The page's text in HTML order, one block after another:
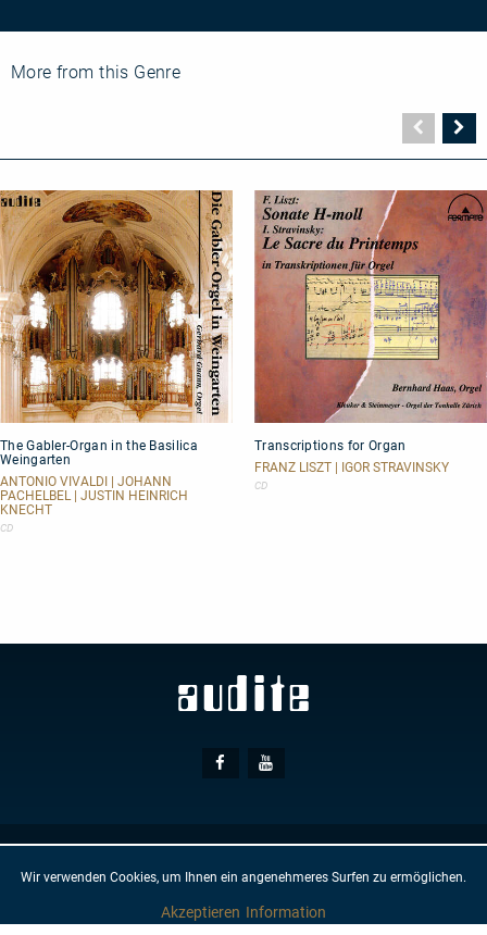
Wir verwenden Cookies, um Ihnen ein angenehmeres Surfen zu ermöglichen.
Akzeptieren Information
More from this Genre
Seite
Gabler-
Organ
in
the
Basilica
Weingarten
The Gabler-Organ in the Basilica
Weingarten
ANTONIO VIVALDI | JOHANN
PACHELBEL | JUSTIN HEINRICH
KNECHT
CD
for
Organ
Transcriptions for Organ
FRANZ LISZT | IGOR STRAVINSKY
CD
Social Facebook
GTC IMPRINT PRIVACY PROTECTION NEWSLETTER CONTACT